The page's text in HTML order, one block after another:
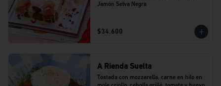
Jamón Selva Negra
$34.600
A Rienda Suelta
Tostada con mozzarella, carne en hilo en